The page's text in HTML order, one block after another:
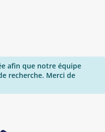
afin que notre équipe
recherche. Merci de